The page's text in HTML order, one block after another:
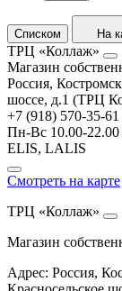
Списком На
ТРЦ «Коллаж»
Магазин
Россия,
шоссе, д.1 (ТРЦ
+7 (918) 570-35-61
Пн-Вс 10.00-22.00
ELIS, LALIS
Смотреть на карте
ТРЦ «Коллаж»
Магазин
Адрес: Россия,